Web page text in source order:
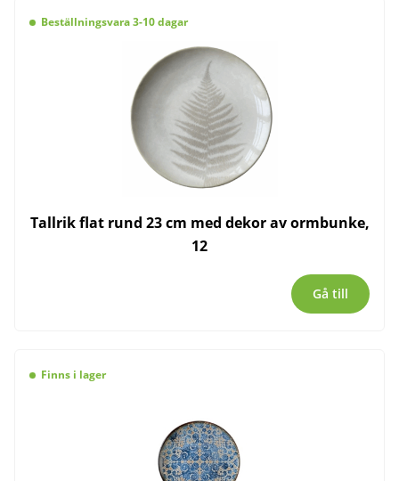
Beställningsvara 3-10 dagar
Tallrik flat rund 23 cm med dekor av ormbunke,
12
Gå till
Finns i lager